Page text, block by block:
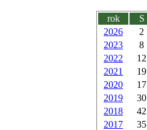
rok S
2026
2
2023
8
2022
12
2021
19
2020
17
2019
30
2018
42
2017
35